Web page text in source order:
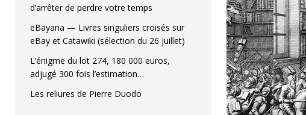
d’arrêter de perdre votre temps
eBayana — Livres singuliers croisés sur
eBay et Catawiki (sélection du 26 juillet)
L’énigme du lot 274, 180 000 euros,
adjugé 300 fois l’estimation…
Les reliures de Pierre Duodo